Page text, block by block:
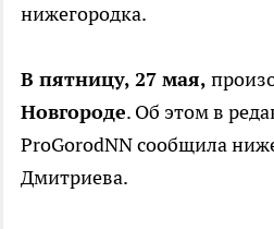
нижегородка.
В пятницу, 27 мая,
Новгороде. Об этом в
ProGorodNN сообщила
Дмитриева.